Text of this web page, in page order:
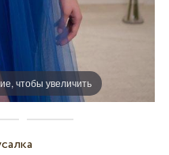
чтобы увеличить